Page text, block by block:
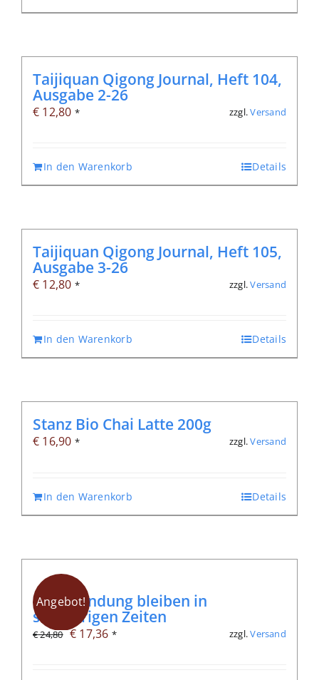
Taijiquan Qigong Journal, Heft 104,
Ausgabe 2-26
€ 12,80 * zzgl.Versand
In den Warenkorb Details
Taijiquan Qigong Journal, Heft 105,
Ausgabe 3-26
€ 12,80 * zzgl.Versand
In den Warenkorb Details
Stanz Bio Chai Latte 200g
€ 16,90 * zzgl.Versand
In den Warenkorb Details
Angebot!
In Verbindung bleiben in
schwierigen Zeiten
€24,80 Ursprünglicher
€ 17,36Aktueller
* zzgl.Versand